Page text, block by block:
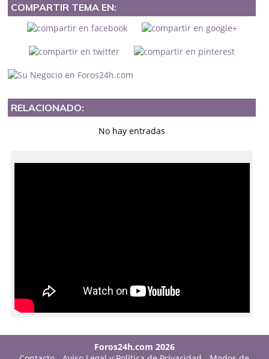
COMPARTIR TEMA EN:
RELACIONADO:
No hay entradas
Foros24h.com 2026